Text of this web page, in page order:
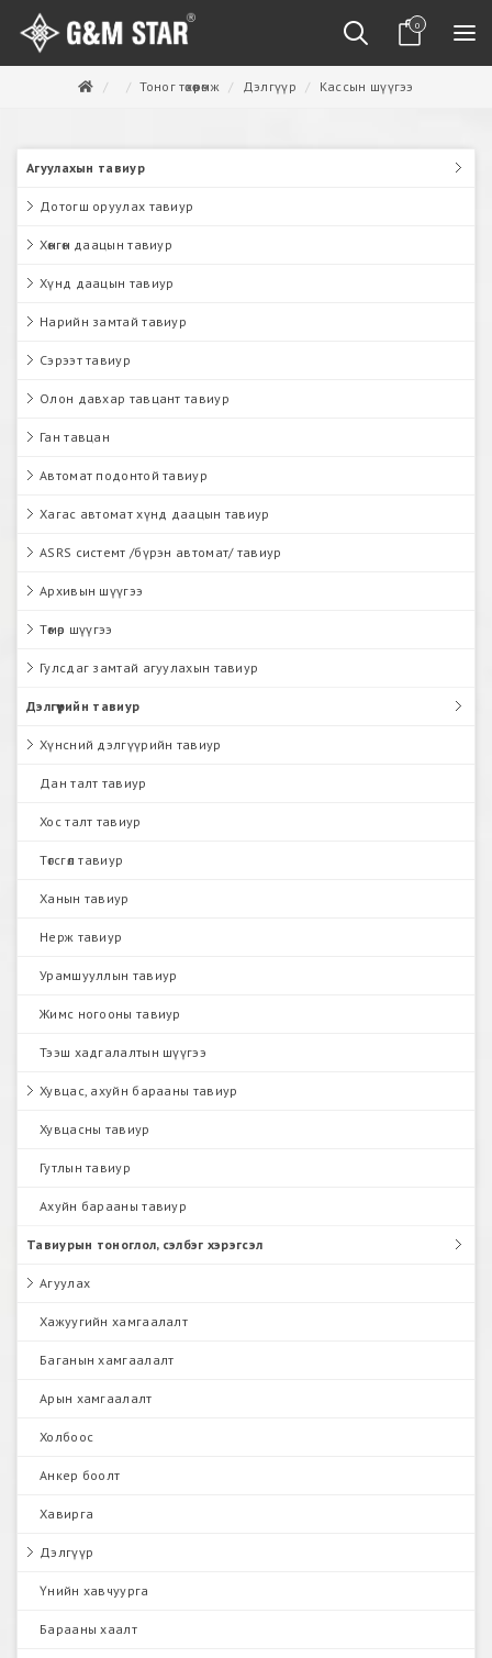
0
Тоног төхөөрөмж Дэлгүүр Кассын шүүгээ
Агуулахын тавиур
Дотогш оруулах тавиур
Хөнгөн даацын тавиур
Хүнд даацын тавиур
Нарийн замтай тавиур
Сэрээт тавиур
Олон давхар тавцант тавиур
Ган тавцан
Автомат подонтой тавиур
Хагас автомат хүнд даацын тавиур
ASRS системт /бүрэн автомат/ тавиур
Архивын шүүгээ
Төмөр шүүгээ
Гулсдаг замтай агуулахын тавиур
Дэлгүүрийн тавиур
Хүнсний дэлгүүрийн тавиур
Дан талт тавиур
Хос талт тавиур
Төгсгөл тавиур
Ханын тавиур
Нерж тавиур
Урамшууллын тавиур
Жимс ногооны тавиур
Тээш хадгалалтын шүүгээ
Хувцас, ахуйн барааны тавиур
Хувцасны тавиур
Гутлын тавиур
Ахуйн барааны тавиур
Тавиурын тоноглол, сэлбэг хэрэгсэл
Агуулах
Хажуугийн хамгаалалт
Баганын хамгаалалт
Арын хамгаалалт
Холбоос
Анкер боолт
Хавирга
Дэлгүүр
Үнийн хавчуурга
Барааны хаалт